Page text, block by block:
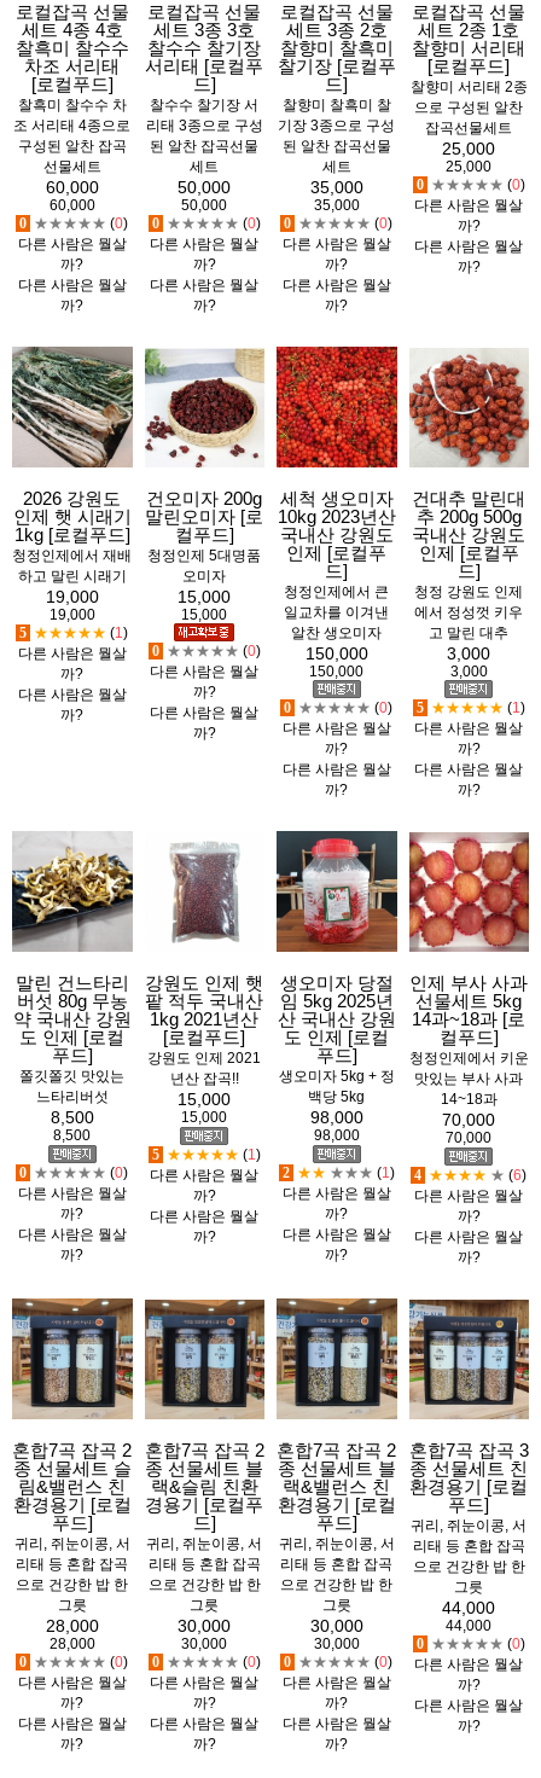
로컬잡곡 선물
세트 4종 4호
찰흑미 찰수수
차조 서리태
[로컬푸드]
찰흑미 찰수수 차
조 서리태 4종으로
구성된 알찬 잡곡
선물세트
60,000
60,000
0 ★★★★★ (0)
다른 사람은 뭘살
까?
다른 사람은 뭘살
까?
로컬잡곡 선물
세트 3종 3호
찰수수 찰기장
서리태 [로컬푸
드]
찰수수 찰기장 서
리태 3종으로 구성
된 알찬 잡곡선물
세트
50,000
50,000
0 ★★★★★ (0)
다른 사람은 뭘살
까?
다른 사람은 뭘살
까?
로컬잡곡 선물
세트 3종 2호
찰향미 찰흑미
찰기장 [로컬푸
드]
찰향미 찰흑미 찰
기장 3종으로 구성
된 알찬 잡곡선물
세트
35,000
35,000
0 ★★★★★ (0)
다른 사람은 뭘살
까?
다른 사람은 뭘살
까?
로컬잡곡 선물
세트 2종 1호
찰향미 서리태
[로컬푸드]
찰향미 서리태 2종
으로 구성된 알찬
잡곡선물세트
25,000
25,000
0 ★★★★★ (0)
다른 사람은 뭘살
까?
다른 사람은 뭘살
까?
2026 강원도
인제 햇 시래기
1kg [로컬푸드]
청정인제에서 재배
하고 말린 시래기
19,000
19,000
5 ★★★★★ (1)
다른 사람은 뭘살
까?
다른 사람은 뭘살
까?
건오미자 200g
말린오미자 [로
컬푸드]
청정인제 5대명품
오미자
15,000
15,000
0 ★★★★★ (0)
다른 사람은 뭘살
까?
다른 사람은 뭘살
까?
세척 생오미자
10kg 2023년산
국내산 강원도
인제 [로컬푸
드]
청정인제에서 큰
일교차를 이겨낸
알찬 생오미자
150,000
150,000
0 ★★★★★ (0)
다른 사람은 뭘살
까?
다른 사람은 뭘살
까?
건대추 말린대
추 200g 500g
국내산 강원도
인제 [로컬푸
드]
청정 강원도 인제
에서 정성껏 키우
고 말린 대추
3,000
3,000
5 ★★★★★ (1)
다른 사람은 뭘살
까?
다른 사람은 뭘살
까?
말린 건느타리
버섯 80g 무농
약 국내산 강원
도 인제 [로컬
푸드]
쫄깃쫄깃 맛있는
느타리버섯
8,500
8,500
0 ★★★★★ (0)
다른 사람은 뭘살
까?
다른 사람은 뭘살
까?
강원도 인제 햇
팥 적두 국내산
1kg 2021년산
[로컬푸드]
강원도 인제 2021
년산 잡곡!!
15,000
15,000
5 ★★★★★ (1 )
다른 사람은 뭘살
까?
다른 사람은 뭘살
까?
생오미자 당절
임 5kg 2025년
산 국내산 강원
도 인제 [로컬
푸드]
생오미자 5kg + 정
백당 5kg
98,000
98,000
2 ★★ ★★★ (1 )
다른 사람은 뭘살
까?
다른 사람은 뭘살
까?
인제 부사 사과
선물세트 5kg
14과~18과 [로
컬푸드]
청정인제에서 키운
맛있는 부사 사과
14~18과
70,000
70,000
4 ★★★★ ★ (6)
다른 사람은 뭘살
까?
다른 사람은 뭘살
까?
혼합7곡 잡곡 2
종 선물세트 슬
림&밸런스 친
환경용기 [로컬
푸드]
귀리, 쥐눈이콩, 서
리태 등 혼합 잡곡
으로 건강한 밥 한
그릇
28,000
28,000
0 ★★★★★ (0)
다른 사람은 뭘살
까?
다른 사람은 뭘살
까?
혼합7곡 잡곡 2
종 선물세트 블
랙&슬림 친환
경용기 [로컬푸
드]
귀리, 쥐눈이콩, 서
리태 등 혼합 잡곡
으로 건강한 밥 한
그릇
30,000
30,000
0 ★★★★★ (0)
다른 사람은 뭘살
까?
다른 사람은 뭘살
까?
혼합7곡 잡곡 2
종 선물세트 블
랙&밸런스 친
환경용기 [로컬
푸드]
귀리, 쥐눈이콩, 서
리태 등 혼합 잡곡
으로 건강한 밥 한
그릇
30,000
30,000
0 ★★★★★ (0)
다른 사람은 뭘살
까?
다른 사람은 뭘살
까?
혼합7곡 잡곡 3
종 선물세트 친
환경용기 [로컬
푸드]
귀리, 쥐눈이콩, 서
리태 등 혼합 잡곡
으로 건강한 밥 한
그릇
44,000
44,000
0 ★★★★★ (0)
다른 사람은 뭘살
까?
다른 사람은 뭘살
까?